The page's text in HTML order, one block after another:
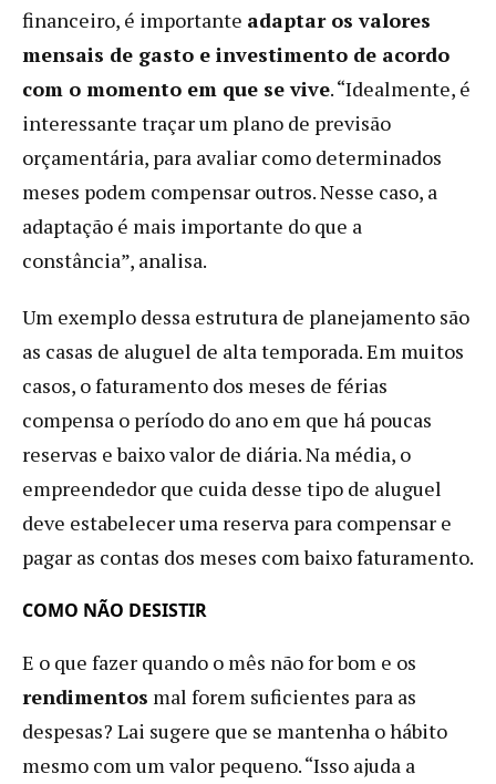
financeiro, é importante adaptar os valores
mensais de gasto e investimento de acordo
com o momento em que se vive. “Idealmente, é
interessante traçar um plano de previsão
orçamentária, para avaliar como determinados
meses podem compensar outros. Nesse caso, a
adaptação é mais importante do que a
constância”, analisa.
Um exemplo dessa estrutura de planejamento são
as casas de aluguel de alta temporada. Em muitos
casos, o faturamento dos meses de férias
compensa o período do ano em que há poucas
reservas e baixo valor de diária. Na média, o
empreendedor que cuida desse tipo de aluguel
deve estabelecer uma reserva para compensar e
pagar as contas dos meses com baixo faturamento.
COMO NÃO DESISTIR
E o que fazer quando o mês não for bom e os
rendimentos mal forem suficientes para as
despesas? Lai sugere que se mantenha o hábito
mesmo com um valor pequeno. “Isso ajuda a